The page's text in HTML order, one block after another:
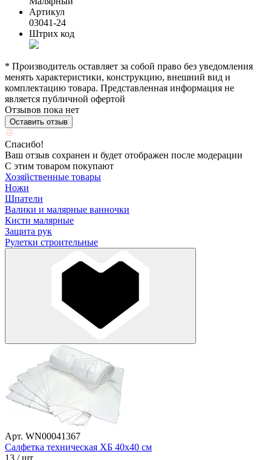
Артикул
03041-24
Штрих код
* Производитель оставляет за собой право без уведомления
менять характеристики, конструкцию, внешний вид и
комплектацию товара. Представленная информация не
является публичной офертой
Отзывов пока нет
Оставить отзыв
Спасибо!
Ваш отзыв сохранен и будет отображен после модерации
С этим товаром покупают
Хозяйственные товары
Ножи
Шпатели
Валики и малярные ванночки
Кисти малярные
Защита рук
Рулетки строительные
Арт. WN00041367
Салфетка техническая ХБ 40х40 см